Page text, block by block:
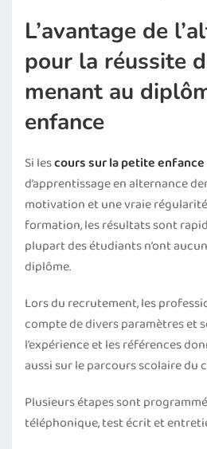
L’avantage de
pour la réussite
menant au
enfance
Si lescours sur la petite enfance
d’apprentissage en alternance
motivation et une vraie
formation, les résultats sont
plupart des étudiants n’ont
diplôme.
Lors du recrutement, les
compte de divers paramètres et
l’expérience et les références
aussi sur le parcours scolaire du
Plusieurs étapes sont
téléphonique, test écrit et